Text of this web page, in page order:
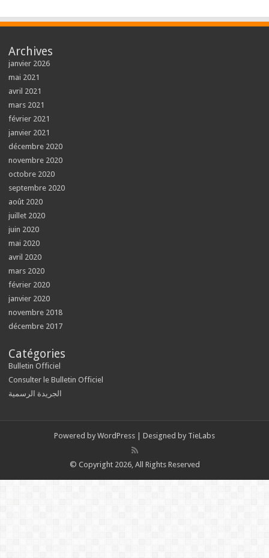
Archives
janvier 2026
mai 2021
avril 2021
mars 2021
février 2021
janvier 2021
décembre 2020
novembre 2020
octobre 2020
septembre 2020
août 2020
juillet 2020
juin 2020
mai 2020
avril 2020
mars 2020
février 2020
janvier 2020
novembre 2018
décembre 2017
Catégories
Bulletin Officiel
Consulter le Bulletin Officiel
الجريدة الرسمية
Powered by WordPress | Designed by TieLabs
© Copyright 2026, All Rights Reserved